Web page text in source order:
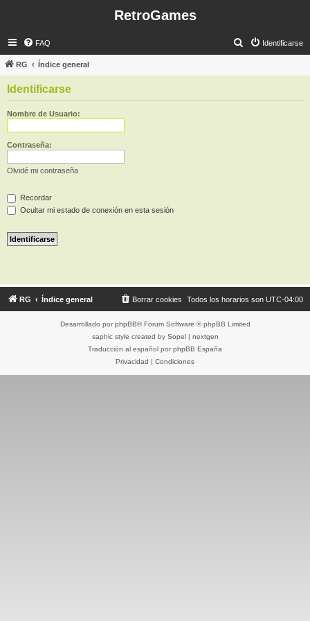
RetroGames
FAQ Identificarse
s
RG Índice general
Identificarse
Nombre de Usuario:
Contraseña:
Olvidé mi contraseña
Recordar
Ocultar mi estado de conexión en esta sesión
RG Índice general Todos los horarios son UTC-04:00
Borrar cookies
Desarrollado por phpBB® Forum Software © phpBB Limited
saphic style created by Sopel| nextgen
Traducción al español por phpBB España
Privacidad | Condiciones